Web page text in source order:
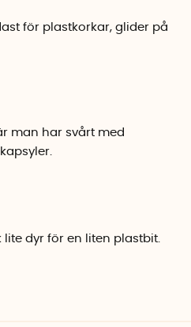
för plastkorkar, glider på
man har svårt med
dyr för en liten plastbit.